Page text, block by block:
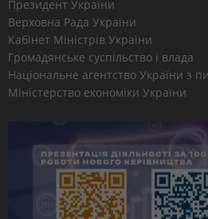
Президент України
Верховна Рада України
Кабінет Міністрів України
Громадянське суспільство і влада
Національне агентство України з
Міністерство економіки України